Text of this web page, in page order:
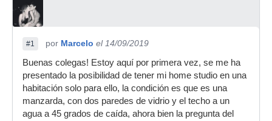
#1 por Marcelo el 14/09/2019
Buenas colegas! Estoy aquí por primera vez, se me ha
presentado la posibilidad de tener mi home studio en una
habitación solo para ello, la condición es que es una
manzarda, con dos paredes de vidrio y el techo a un
agua a 45 grados de caída, ahora bien la pregunta del